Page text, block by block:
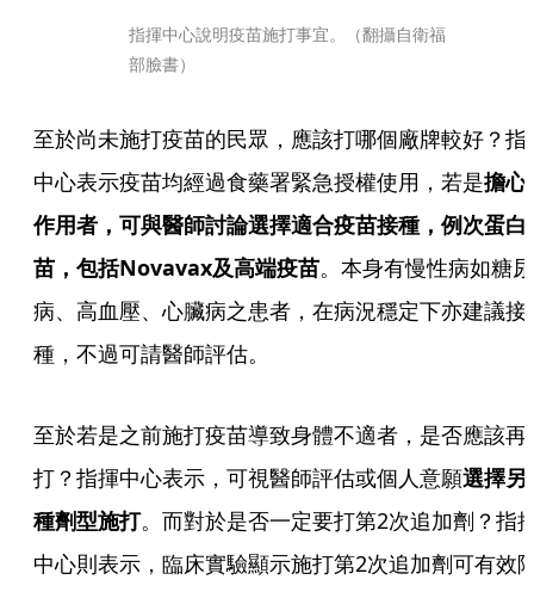
指揮中心說明疫苗施打事宜。（翻攝自衛福
部臉書）
至於尚未施打疫苗的民眾，應該打哪個廠牌較好？指
中心表示疫苗均經過食藥署緊急授權使用，若是擔心
作用者，可與醫師討論選擇適合疫苗接種，例次蛋白
苗，包括Novavax及高端疫苗。本身有慢性病如糖尿
病、高血壓、心臟病之患者，在病況穩定下亦建議接
種，不過可請醫師評估。
至於若是之前施打疫苗導致身體不適者，是否應該再
打？指揮中心表示，可視醫師評估或個人意願選擇另
種劑型施打。而對於是否一定要打第2次追加劑？指
中心則表示，臨床實驗顯示施打第2次追加劑可有效